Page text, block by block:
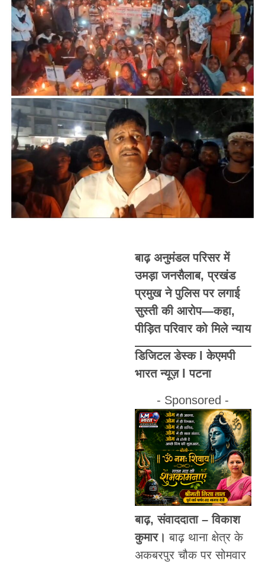
बाढ़ अनुमंडल परिसर में
उमड़ा जनसैलाब, प्रखंड
प्रमुख ने पुलिस पर लगाई
सुस्ती की आरोप—कहा,
पीड़ित परिवार को मिले न्याय
डिजिटल डेस्क l केएमपी
भारत न्यूज़ l पटना
- Sponsored -
बाढ़, संवाददाता – विकाश
कुमार। बाढ़ थाना क्षेत्र के
अकबरपुर चौक पर सोमवार